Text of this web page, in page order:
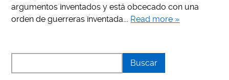
argumentos inventados y está obcecado con una
orden de guerreras inventada…. Read more »